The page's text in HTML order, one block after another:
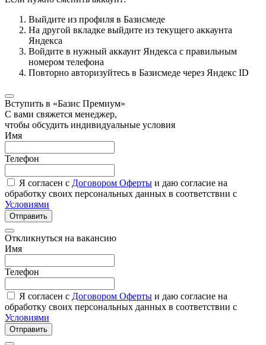
Выйдите из профиля в Базисмеде
На другой вкладке выйдите из текущего аккаунта
Яндекса
Войдите в нужный аккаунт Яндекса с правильным
номером телефона
Повторно авторизуйтесь в Базисмеде через Яндекс ID
Вступить в «Базис Премиум»
С вами свяжется менеджер,
чтобы обсудить индивидуальные условия
Имя
Телефон
Я согласен с Договором Оферты и даю согласие на
обработку своих персональных данных в соответствии с
Условиями
Отправить
Откликнуться на вакансию
Имя
Телефон
Я согласен с Договором Оферты и даю согласие на
обработку своих персональных данных в соответствии с
Условиями
Отправить